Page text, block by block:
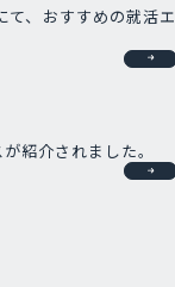
て、おすすめの就活エ
紹介されました。